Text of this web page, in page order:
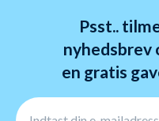
Psst..
nyhedsbrev
en gratis